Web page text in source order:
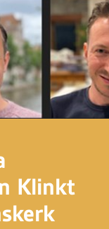
Klinkt